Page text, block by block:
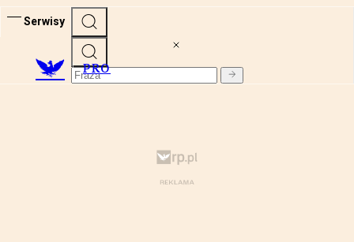
Serwisy
PRO